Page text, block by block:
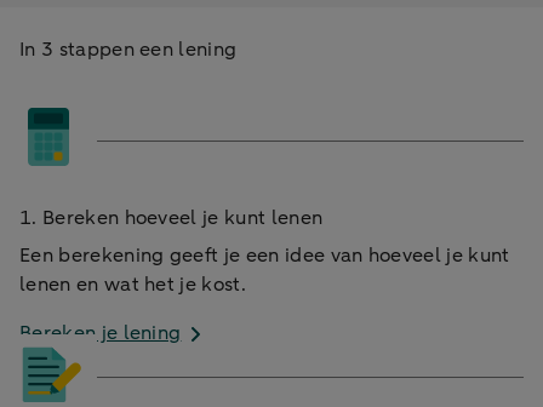
In 3 stappen een lening
1. Bereken hoeveel je kunt lenen
Een berekening geeft je een idee van hoeveel je kunt
lenen en wat het je kost.
Bereken je lening